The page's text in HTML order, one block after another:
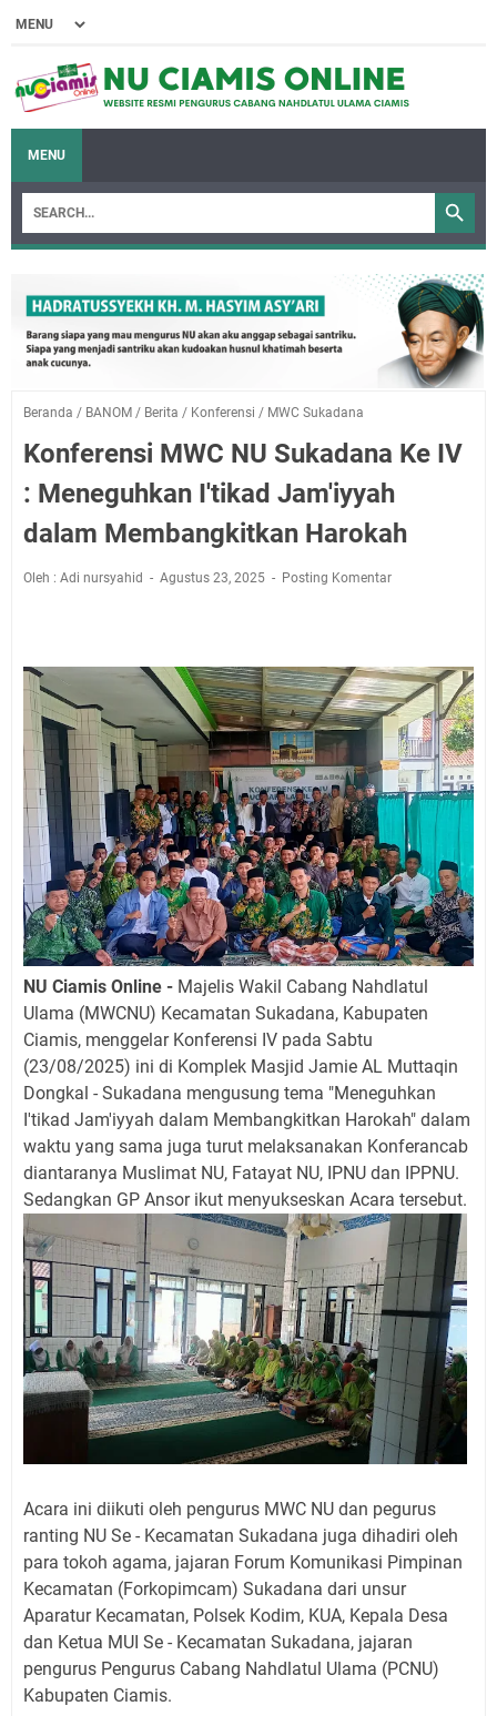
MENU
Beranda / BANOM / Berita / Konferensi / MWC Sukadana
Konferensi MWC NU Sukadana Ke IV
: Meneguhkan I'tikad Jam'iyyah
dalam Membangkitkan Harokah
Oleh : Adi nursyahid Agustus 23, 2025 Posting Komentar
NU Ciamis Online - Majelis Wakil Cabang Nahdlatul
Ulama (MWCNU) Kecamatan Sukadana, Kabupaten
Ciamis, menggelar Konferensi IV pada Sabtu
(23/08/2025) ini di Komplek Masjid Jamie AL Muttaqin
Dongkal - Sukadana mengusung tema "Meneguhkan
I'tikad Jam'iyyah dalam Membangkitkan Harokah" dalam
waktu yang sama juga turut melaksanakan Konferancab
diantaranya Muslimat NU, Fatayat NU, IPNU dan IPPNU.
Sedangkan GP Ansor ikut menyukseskan Acara tersebut.
Acara ini diikuti oleh pengurus MWC NU dan pegurus
ranting NU Se - Kecamatan Sukadana juga dihadiri oleh
para tokoh agama, jajaran Forum Komunikasi Pimpinan
Kecamatan (Forkopimcam) Sukadana dari unsur
Aparatur Kecamatan, Polsek Kodim, KUA, Kepala Desa
dan Ketua MUI Se - Kecamatan Sukadana, jajaran
pengurus Pengurus Cabang Nahdlatul Ulama (PCNU)
Kabupaten Ciamis.